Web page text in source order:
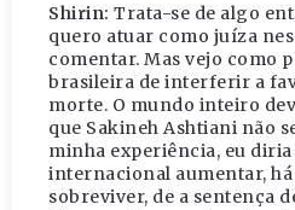
Shirin: Trata-se de algo
quero atuar como juíza
comentar. Mas vejo como
brasileira de interferir a
morte. O mundo inteiro
que Sakineh Ashtiani não
minha experiência, eu diria
internacional aumentar, há
sobreviver, de a sentença